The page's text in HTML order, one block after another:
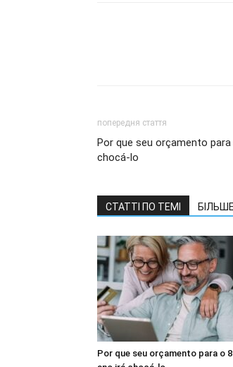
попередня стаття
Por que seu orçamento
chocá-lo
СТАТТІ ПО ТЕМІ
Por que seu orçamento para o